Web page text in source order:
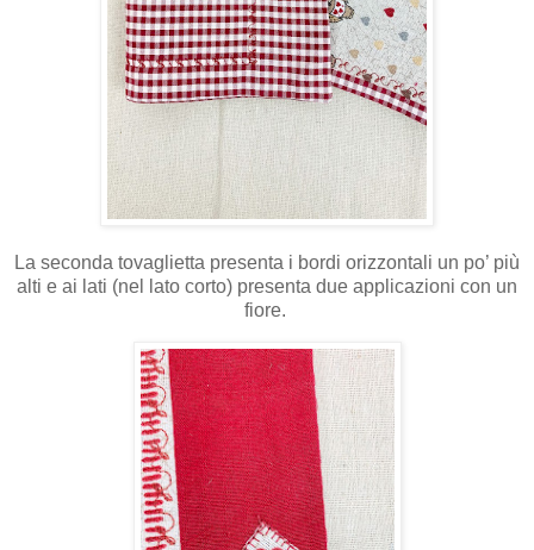
La seconda tovaglietta presenta i bordi orizzontali un po’ più
alti e ai lati (nel lato corto) presenta due applicazioni con un
fiore.